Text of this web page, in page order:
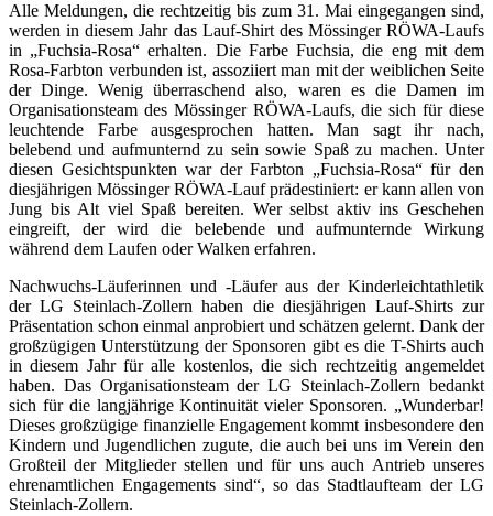
Alle Meldungen, die rechtzeitig bis zum 31. Mai eingegangen sind,
werden in diesem Jahr das Lauf-Shirt des Mössinger RÖWA-Laufs
in „Fuchsia-Rosa“ erhalten. Die Farbe Fuchsia, die eng mit dem
Rosa-Farbton verbunden ist, assoziiert man mit der weiblichen Seite
der Dinge. Wenig überraschend also, waren es die Damen im
Organisationsteam des Mössinger RÖWA-Laufs, die sich für diese
leuchtende Farbe ausgesprochen hatten. Man sagt ihr nach,
belebend und aufmunternd zu sein sowie Spaß zu machen. Unter
diesen Gesichtspunkten war der Farbton „Fuchsia-Rosa“ für den
diesjährigen Mössinger RÖWA-Lauf prädestiniert: er kann allen von
Jung bis Alt viel Spaß bereiten. Wer selbst aktiv ins Geschehen
eingreift, der wird die belebende und aufmunternde Wirkung
während dem Laufen oder Walken erfahren.
Nachwuchs-Läuferinnen und -Läufer aus der Kinderleichtathletik
der LG Steinlach-Zollern haben die diesjährigen Lauf-Shirts zur
Präsentation schon einmal anprobiert und schätzen gelernt. Dank der
großzügigen Unterstützung der Sponsoren gibt es die T-Shirts auch
in diesem Jahr für alle kostenlos, die sich rechtzeitig angemeldet
haben. Das Organisationsteam der LG Steinlach-Zollern bedankt
sich für die langjährige Kontinuität vieler Sponsoren. „Wunderbar!
Dieses großzügige finanzielle Engagement kommt insbesondere den
Kindern und Jugendlichen zugute, die auch bei uns im Verein den
Großteil der Mitglieder stellen und für uns auch Antrieb unseres
ehrenamtlichen Engagements sind“, so das Stadtlaufteam der LG
Steinlach-Zollern.